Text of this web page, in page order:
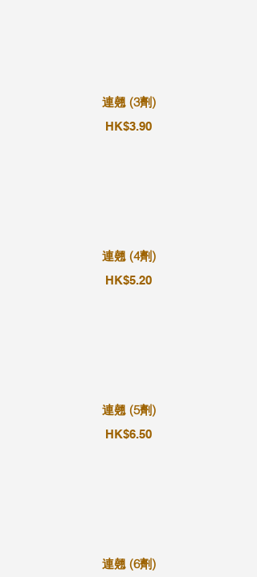
連翹 (3劑)
HK$3.90
連翹 (4劑)
HK$5.20
連翹 (5劑)
HK$6.50
連翹 (6劑)